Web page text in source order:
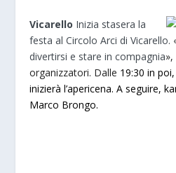
Vicarello Inizia stasera la
festa al Circolo Arci di Vicarello.
divertirsi e stare in compagnia
organizzatori. Dalle 19:30 in
inizierà l’apericena. A seguire,
Marco Brongo.